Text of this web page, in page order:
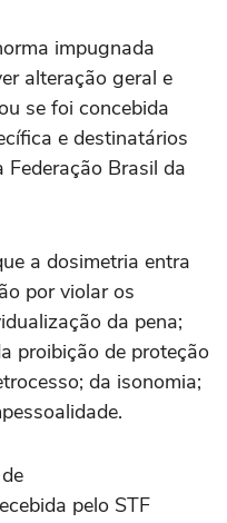
impugnada
alteração geral e
se foi concebida
e destinatários
Brasil da
a dosimetria entra
por violar os
da pena;
proibição de proteção
da isonomia;
pelo STF